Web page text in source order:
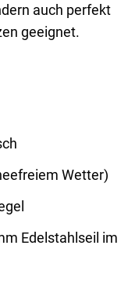
auch perfekt
geeignet.
Wetter)
Edelstahlseil im